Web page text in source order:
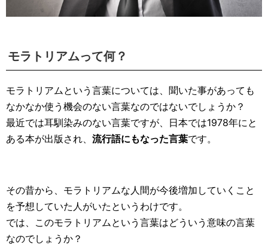
モラトリアムって何？
モラトリアムという言葉については、聞いた事があっても
なかなか使う機会のない言葉なのではないでしょうか？
最近では耳馴染みのない言葉ですが、日本では1978年にと
ある本が出版され、 流行語にもなった言葉です。
その昔から、モラトリアムな人間が今後増加していくこと
を予想していた人がいたというわけです。
では、このモラトリアムという言葉はどういう意味の言葉
なのでしょうか？